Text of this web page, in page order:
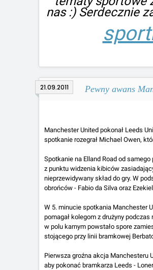
nas :) Serdecznie
21.09.2011 Pewny awans
Manchester United pokonał Leeds
spotkanie rozegrał Michael Owen,
Spotkanie na Elland Road od
z punktu widzenia kibiców
nieprzewidywany skład do gry. W
obrońców - Fabio da Silva oraz
W 5. minucie spotkania Manchester
pomagał kolegom z drużyny
w polu karnym powstało spore
stojącego przy linii bramkowej
Pierwsza groźna akcja Manchesteru
aby pokonać bramkarza Leeds -